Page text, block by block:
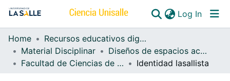
Log In
Communities & Collections
All of DSpace
Home
Recursos educativos digitales
Material Disciplinar
Diseños de espacios académicos e-learning
Facultad de Ciencias de la Educación e-learning
Identidad lasallista